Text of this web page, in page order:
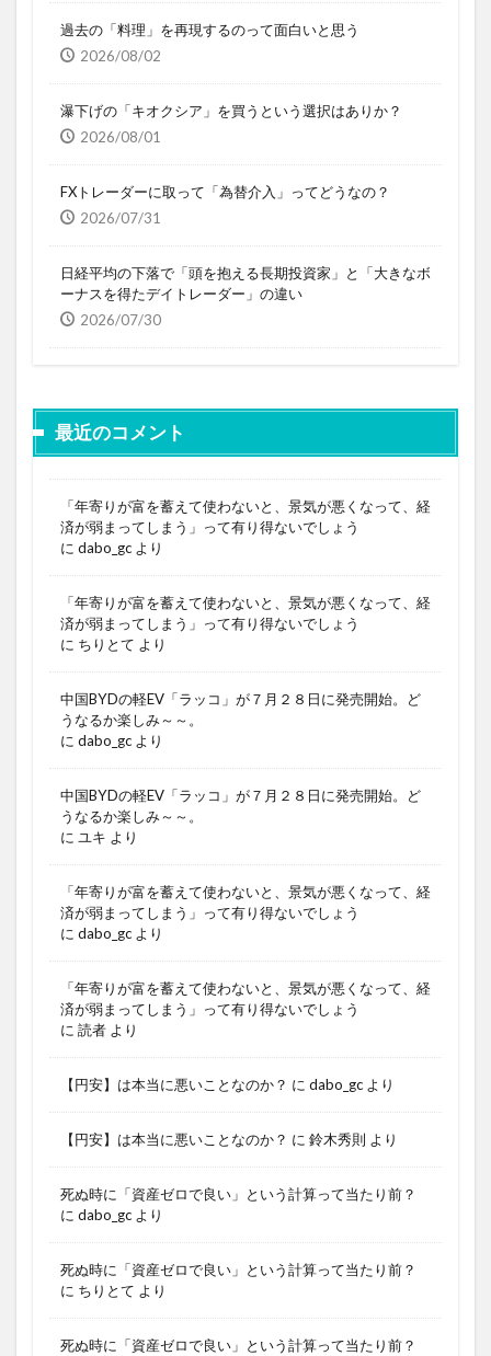
過去の「料理」を再現するのって面白いと思う
2026/08/02
瀑下げの「キオクシア」を買うという選択はありか？
2026/08/01
FXトレーダーに取って「為替介入」ってどうなの？
2026/07/31
日経平均の下落で「頭を抱える長期投資家」と「大きなボ
ーナスを得たデイトレーダー」の違い
2026/07/30
最近のコメント
「年寄りが富を蓄えて使わないと、景気が悪くなって、経
済が弱まってしまう」って有り得ないでしょう
に dabo_gc より
「年寄りが富を蓄えて使わないと、景気が悪くなって、経
済が弱まってしまう」って有り得ないでしょう
に ちりとて より
中国BYDの軽EV「ラッコ」が７月２８日に発売開始。ど
うなるか楽しみ～～。
に dabo_gc より
中国BYDの軽EV「ラッコ」が７月２８日に発売開始。ど
うなるか楽しみ～～。
に ユキ より
「年寄りが富を蓄えて使わないと、景気が悪くなって、経
済が弱まってしまう」って有り得ないでしょう
に dabo_gc より
「年寄りが富を蓄えて使わないと、景気が悪くなって、経
済が弱まってしまう」って有り得ないでしょう
に 読者 より
【円安】は本当に悪いことなのか？ に dabo_gc より
【円安】は本当に悪いことなのか？ に 鈴木秀則 より
死ぬ時に「資産ゼロで良い」という計算って当たり前？
に dabo_gc より
死ぬ時に「資産ゼロで良い」という計算って当たり前？
に ちりとて より
死ぬ時に「資産ゼロで良い」という計算って当たり前？